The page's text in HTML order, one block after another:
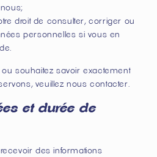
droit de consulter, corriger ou
personnelles si vous en
souhaitez savoir exactement
veuillez nous contacter.
et durée de
des informations